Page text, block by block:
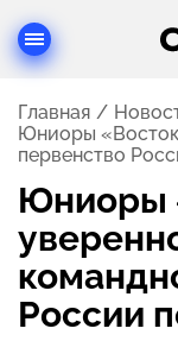
Главная
Юниоры
первенство
Юниоры
России